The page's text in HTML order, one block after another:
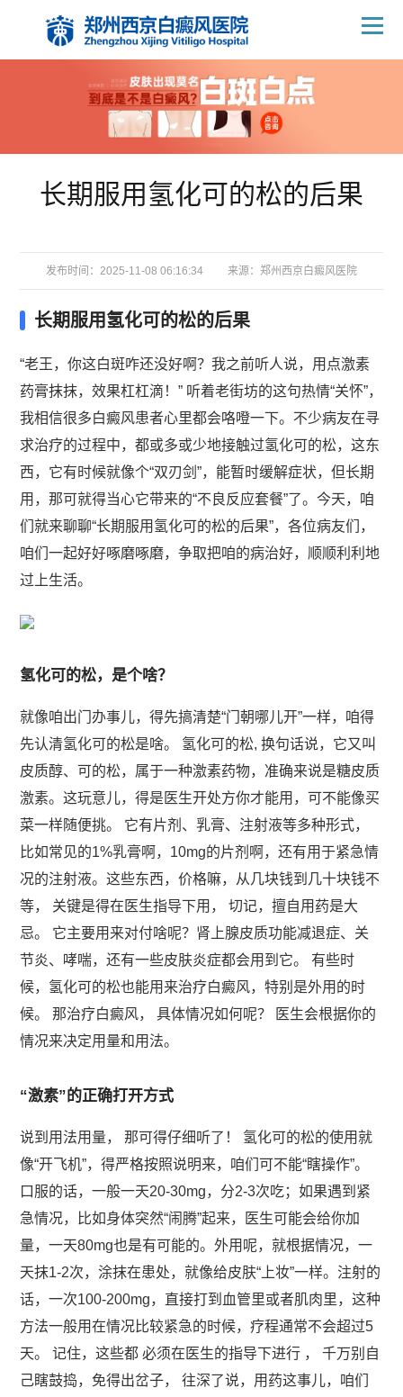
长期服用氢化可的松的后果
发布时间：2025-11-08 06:16:34 来源： 郑州西京白癜风医院
长期服用氢化可的松的后果
“老王，你这白斑咋还没好啊？我之前听人说，用点激素
药膏抹抹，效果杠杠滴！” 听着老街坊的这句热情“关怀”，
我相信很多白癜风患者心里都会咯噔一下。不少病友在寻
求治疗的过程中，都或多或少地接触过氢化可的松，这东
西，它有时候就像个“双刃剑”，能暂时缓解症状，但长期
用，那可就得当心它带来的“不良反应套餐”了。今天，咱
们就来聊聊“长期服用氢化可的松的后果”，各位病友们，
咱们一起好好啄磨啄磨，争取把咱的病治好，顺顺利利地
过上生活。
氢化可的松，是个啥？
就像咱出门办事儿，得先搞清楚“门朝哪儿开”一样，咱得
先认清氢化可的松是啥。 氢化可的松, 换句话说，它又叫
皮质醇、可的松，属于一种激素药物，准确来说是糖皮质
激素。这玩意儿，得是医生开处方你才能用，可不能像买
菜一样随便挑。 它有片剂、乳膏、注射液等多种形式，
比如常见的1%乳膏啊，10mg的片剂啊，还有用于紧急情
况的注射液。这些东西，价格嘛，从几块钱到几十块钱不
等， 关键是得在医生指导下用， 切记，擅自用药是大
忌。 它主要用来对付啥呢？肾上腺皮质功能减退症、关
节炎、哮喘，还有一些皮肤炎症都会用到它。 有些时
候，氢化可的松也能用来治疗白癜风，特别是外用的时
候。 那治疗白癜风， 具体情况如何呢？ 医生会根据你的
情况来决定用量和用法。
“激素”的正确打开方式
说到用法用量， 那可得仔细听了！ 氢化可的松的使用就
像“开飞机”，得严格按照说明来，咱们可不能“瞎操作”。
口服的话，一般一天20-30mg，分2-3次吃；如果遇到紧
急情况，比如身体突然“闹腾”起来，医生可能会给你加
量，一天80mg也是有可能的。外用呢，就根据情况，一
天抹1-2次，涂抹在患处，就像给皮肤“上妆”一样。注射的
话，一次100-200mg，直接打到血管里或者肌肉里，这种
方法一般用在情况比较紧急的时候，疗程通常不会超过5
天。 记住，这些都 必须在医生的指导下进行 ， 千万别自
己瞎鼓捣，免得出岔子， 往深了说，用药这事儿，咱们